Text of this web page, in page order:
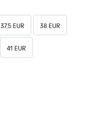
37.5 EUR 38 EUR
41 EUR